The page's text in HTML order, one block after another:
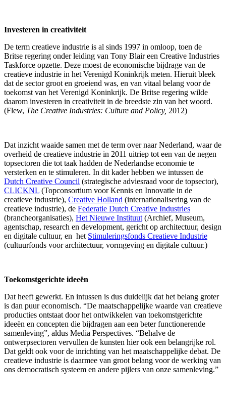
Investeren in creativiteit
De term creatieve industrie is al sinds 1997 in omloop, toen de
Britse regering onder leiding van Tony Blair een Creative Industries
Taskforce opzette. Deze moest de economische bijdrage van de
creatieve industrie in het Verenigd Koninkrijk meten. Hieruit bleek
dat de sector groot en groeiend was, en van vitaal belang voor de
toekomst van het Verenigd Koninkrijk. De Britse regering wilde
daarom investeren in creativiteit in de breedste zin van het woord.
(Flew, The Creative Industries: Culture and Policy, 2012)
Dat inzicht waaide samen met de term over naar Nederland, waar de
overheid de creatieve industrie in 2011 uitriep tot een van de negen
topsectoren die tot taak hadden de Nederlandse economie te
versterken en te stimuleren. In dit kader hebben we intussen de
Dutch Creative Council (strategische adviesraad voor de topsector),
CLICKNL (Topconsortium voor Kennis en Innovatie in de
creatieve industrie), Creative Holland (internationalisering van de
creatieve industrie), de Federatie Dutch Creative Industries
(brancheorganisaties), Het Nieuwe Instituut (Archief, Museum,
agentschap, research en development, gericht op architectuur, design
en digitale cultuur, en het Stimuleringsfonds Creatieve Industrie
(cultuurfonds voor architectuur, vormgeving en digitale cultuur.)
Toekomstgerichte ideeën
Dat heeft gewerkt. En intussen is dus duidelijk dat het belang groter
is dan puur economisch. “De maatschappelijke waarde van creatieve
producties ontstaat door het ontwikkelen van toekomstgerichte
ideeën en concepten die bijdragen aan een beter functionerende
samenleving”, aldus Media Perspectives. “Behalve de
ontwerpsectoren vervullen de kunsten hier ook een belangrijke rol.
Dat geldt ook voor de inrichting van het maatschappelijke debat. De
creatieve industrie is daarmee van groot belang voor de werking van
ons democratisch systeem en andere pijlers van onze samenleving.”